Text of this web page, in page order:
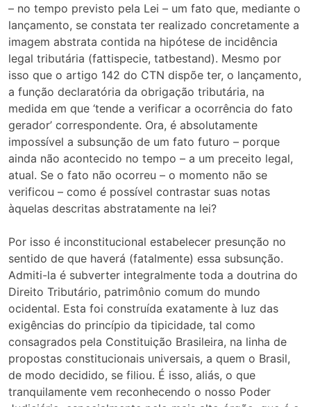
– no tempo previsto pela Lei – um fato que, mediante o
lançamento, se constata ter realizado concretamente a
imagem abstrata contida na hipótese de incidência
legal tributária (fattispecie, tatbestand). Mesmo por
isso que o artigo 142 do CTN dispõe ter, o lançamento,
a função declaratória da obrigação tributária, na
medida em que ‘tende a verificar a ocorrência do fato
gerador’ correspondente. Ora, é absolutamente
impossível a subsunção de um fato futuro – porque
ainda não acontecido no tempo – a um preceito legal,
atual. Se o fato não ocorreu – o momento não se
verificou – como é possível contrastar suas notas
àquelas descritas abstratamente na lei?
Por isso é inconstitucional estabelecer presunção no
sentido de que haverá (fatalmente) essa subsunção.
Admiti-la é subverter integralmente toda a doutrina do
Direito Tributário, patrimônio comum do mundo
ocidental. Esta foi construída exatamente à luz das
exigências do princípio da tipicidade, tal como
consagrados pela Constituição Brasileira, na linha de
propostas constitucionais universais, a quem o Brasil,
de modo decidido, se filiou. É isso, aliás, o que
tranquilamente vem reconhecendo o nosso Poder